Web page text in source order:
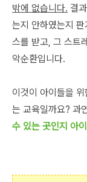
밖에 없습니다. 결
는지 안하였는지
스를 받고, 그 스트
악순환입니다.
이것이 아이들을
는 교육일까요? 과
수 있는 곳인지 아